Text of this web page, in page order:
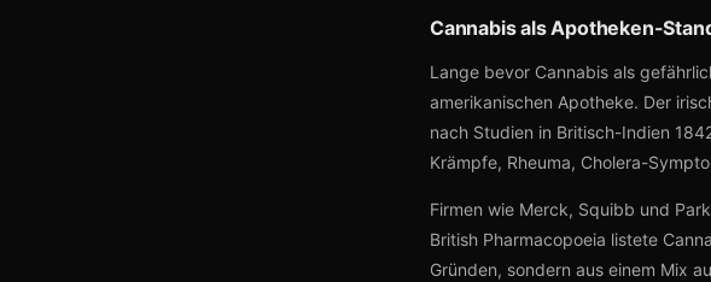
Cannabis als Apotheken-
Lange bevor Cannabis als
amerikanischen Apotheke. Der
nach Studien in Britisch-Indien
Krämpfe, Rheuma, Cholera-
Firmen wie Merck, Squibb und
British Pharmacopoeia listete
Gründen, sondern aus einem Mix